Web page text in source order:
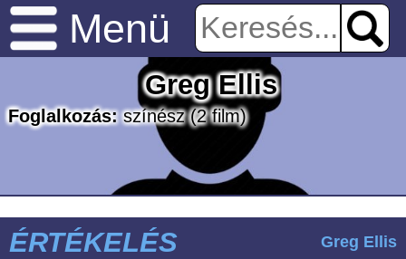
Menü
Greg Ellis
Foglalkozás:színész(2 film)
ÉRTÉKELÉS Greg Ellis